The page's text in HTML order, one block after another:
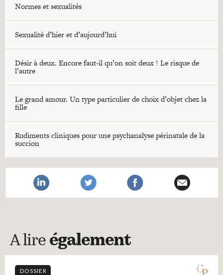
Normes et sexualités
Sexualité d’hier et d’aujourd’hui
Désir à deux. Encore faut-il qu’on soit deux ! Le risque de
l’autre
Le grand amour. Un type particulier de choix d’objet chez la
fille
Rudiments cliniques pour une psychanalyse périnatale de la
succion
A lire également
DOSSIER